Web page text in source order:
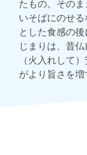
たもの。その
いそばにのせ
とした食感の
じまりは、昔
（火入れして
がより旨さを増